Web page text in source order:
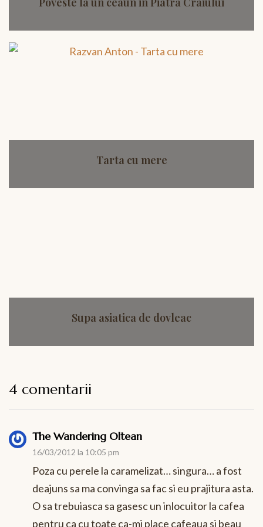
Tarta cu mere
Supa asiatica de dovleac
4 comentarii
The Wandering Oltean
16/03/2012 la 10:05 pm
Poza cu perele la caramelizat… singura… a fost
deajuns sa ma convinga sa fac si eu prajitura asta.
O sa trebuiasca sa gasesc un inlocuitor la cafea
pentru ca cu toate ca-mi place cafeaua si beau